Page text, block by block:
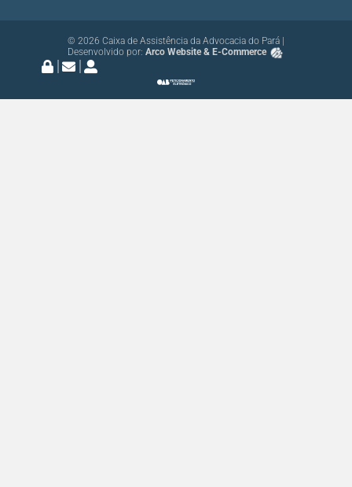
© 2026 Caixa de Assistência da Advocacia do Pará |
Desenvolvido por: Arco Website & E-Commerce